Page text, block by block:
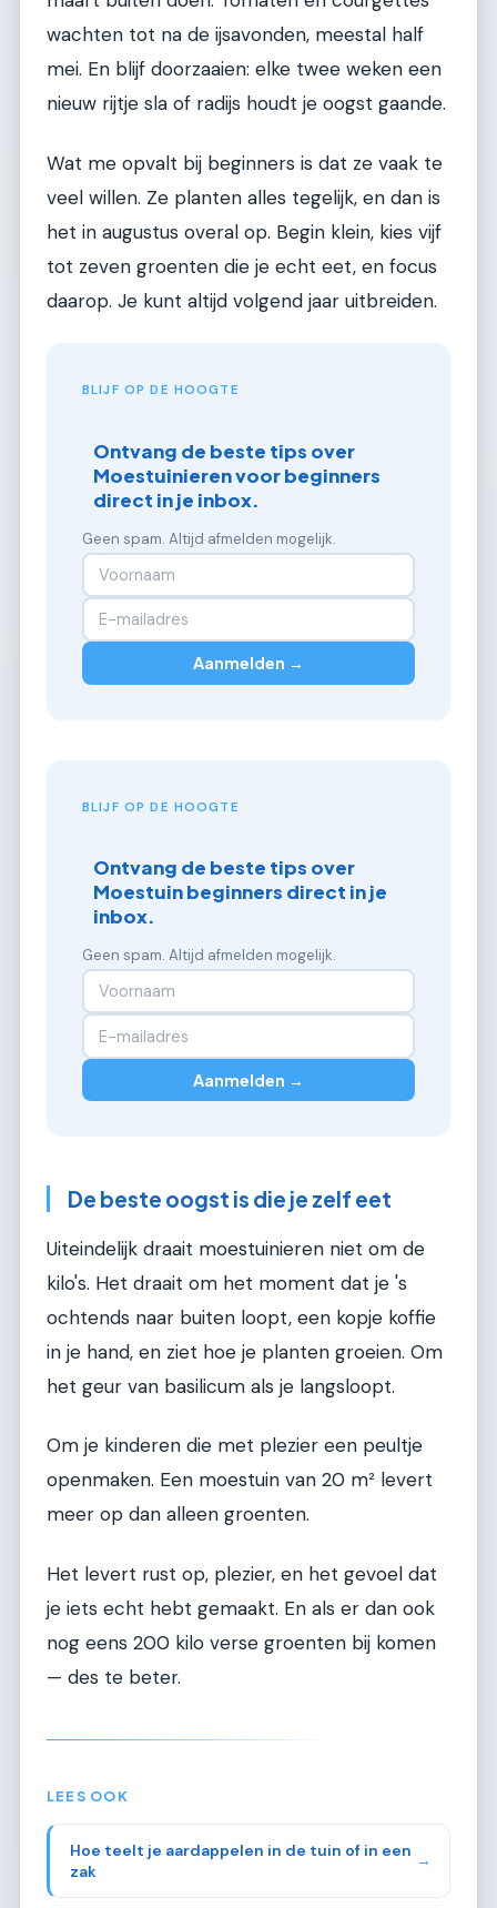
wachten tot na de ijsavonden, meestal half
mei. En blijf doorzaaien: elke twee weken een
nieuw rijtje sla of radijs houdt je oogst gaande.
Wat me opvalt bij beginners is dat ze vaak te
veel willen. Ze planten alles tegelijk, en dan is
het in augustus overal op. Begin klein, kies vijf
tot zeven groenten die je echt eet, en focus
daarop. Je kunt altijd volgend jaar uitbreiden.
BLIJF OP DE HOOGTE
Ontvang de beste tips over
Moestuinieren voor beginners
direct in je inbox.
Geen spam. Altijd afmelden mogelijk.
Aanmelden →
BLIJF OP DE HOOGTE
Ontvang de beste tips over
Moestuin beginners direct in je
inbox.
Geen spam. Altijd afmelden mogelijk.
Aanmelden →
De beste oogst is die je zelf eet
Uiteindelijk draait moestuinieren niet om de
kilo's. Het draait om het moment dat je 's
ochtends naar buiten loopt, een kopje koffie
in je hand, en ziet hoe je planten groeien. Om
het geur van basilicum als je langsloopt.
Om je kinderen die met plezier een peultje
openmaken. Een moestuin van 20 m² levert
meer op dan alleen groenten.
Het levert rust op, plezier, en het gevoel dat
je iets echt hebt gemaakt. En als er dan ook
nog eens 200 kilo verse groenten bij komen
— des te beter.
LEES OOK
Hoe teelt je aardappelen in de tuin of in een
zak
→